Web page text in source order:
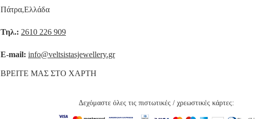
Πάτρα,Ελλάδα
Τηλ.: 2610 226 909
E-mail: info@veltsistasjewellery.gr
ΒΡΕΙΤΕ ΜΑΣ ΣΤΟ ΧΑΡΤΗ
Δεχόμαστε όλες τις πιστωτικές / χρεωστικές κάρτες: